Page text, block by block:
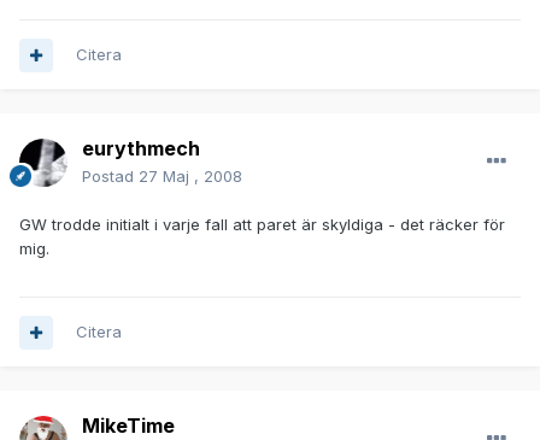
Citera
eurythmech
Postad 27 Maj , 2008
GW trodde initialt i varje fall att paret är skyldiga - det räcker för
mig.
Citera
MikeTime